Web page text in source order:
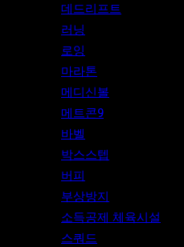
데드리프트
러닝
로잉
마라톤
메디신볼
메트콘9
바벨
박스스텝
버피
부상방지
소득공제 체육시설
스쿼드